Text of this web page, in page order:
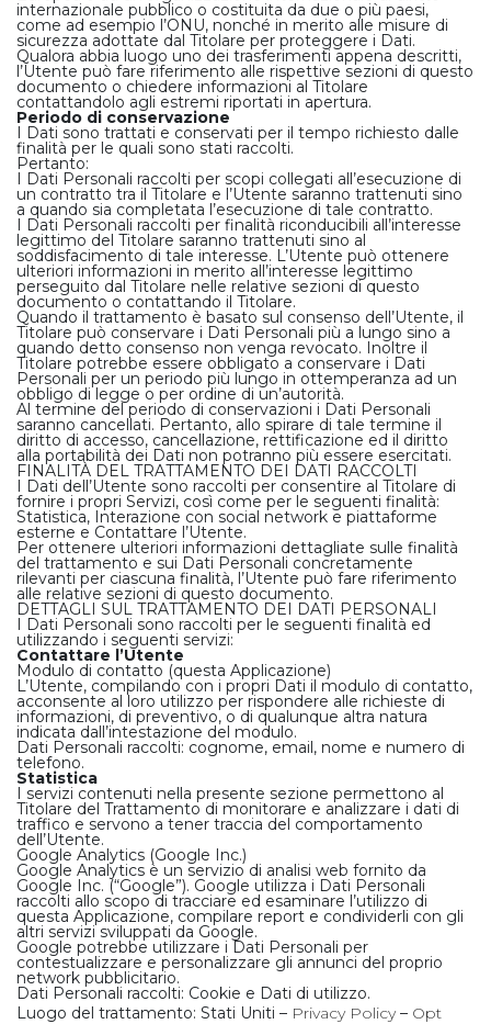
internazionale pubblico o costituita da due o più paesi,
come ad esempio l’ONU, nonché in merito alle misure di
sicurezza adottate dal Titolare per proteggere i Dati.
Qualora abbia luogo uno dei trasferimenti appena descritti,
l’Utente può fare riferimento alle rispettive sezioni di questo
documento o chiedere informazioni al Titolare
contattandolo agli estremi riportati in apertura.
Periodo di conservazione
I Dati sono trattati e conservati per il tempo richiesto dalle
finalità per le quali sono stati raccolti.
Pertanto:
I Dati Personali raccolti per scopi collegati all’esecuzione di
un contratto tra il Titolare e l’Utente saranno trattenuti sino
a quando sia completata l’esecuzione di tale contratto.
I Dati Personali raccolti per finalità riconducibili all’interesse
legittimo del Titolare saranno trattenuti sino al
soddisfacimento di tale interesse. L’Utente può ottenere
ulteriori informazioni in merito all’interesse legittimo
perseguito dal Titolare nelle relative sezioni di questo
documento o contattando il Titolare.
Quando il trattamento è basato sul consenso dell’Utente, il
Titolare può conservare i Dati Personali più a lungo sino a
quando detto consenso non venga revocato. Inoltre il
Titolare potrebbe essere obbligato a conservare i Dati
Personali per un periodo più lungo in ottemperanza ad un
obbligo di legge o per ordine di un’autorità.
Al termine del periodo di conservazioni i Dati Personali
saranno cancellati. Pertanto, allo spirare di tale termine il
diritto di accesso, cancellazione, rettificazione ed il diritto
alla portabilità dei Dati non potranno più essere esercitati.
FINALITÀ DEL TRATTAMENTO DEI DATI RACCOLTI
I Dati dell’Utente sono raccolti per consentire al Titolare di
fornire i propri Servizi, così come per le seguenti finalità:
Statistica, Interazione con social network e piattaforme
esterne e Contattare l’Utente.
Per ottenere ulteriori informazioni dettagliate sulle finalità
del trattamento e sui Dati Personali concretamente
rilevanti per ciascuna finalità, l’Utente può fare riferimento
alle relative sezioni di questo documento.
DETTAGLI SUL TRATTAMENTO DEI DATI PERSONALI
I Dati Personali sono raccolti per le seguenti finalità ed
utilizzando i seguenti servizi:
Contattare l’Utente
Modulo di contatto (questa Applicazione)
L’Utente, compilando con i propri Dati il modulo di contatto,
acconsente al loro utilizzo per rispondere alle richieste di
informazioni, di preventivo, o di qualunque altra natura
indicata dall’intestazione del modulo.
Dati Personali raccolti: cognome, email, nome e numero di
telefono.
Statistica
I servizi contenuti nella presente sezione permettono al
Titolare del Trattamento di monitorare e analizzare i dati di
traffico e servono a tener traccia del comportamento
dell’Utente.
Google Analytics (Google Inc.)
Google Analytics è un servizio di analisi web fornito da
Google Inc. (“Google”). Google utilizza i Dati Personali
raccolti allo scopo di tracciare ed esaminare l’utilizzo di
questa Applicazione, compilare report e condividerli con gli
altri servizi sviluppati da Google.
Google potrebbe utilizzare i Dati Personali per
contestualizzare e personalizzare gli annunci del proprio
network pubblicitario.
Dati Personali raccolti: Cookie e Dati di utilizzo.
Luogo del trattamento: Stati Uniti – Privacy Policy– Opt